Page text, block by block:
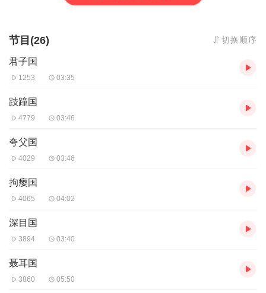
节目(26) 切换顺序
君子国
1253 03:35
跂蹱国
4779 03:46
夸父国
4029 03:46
拘瘿国
4065 04:02
深目国
3894 03:40
聂耳国
3860 05:50